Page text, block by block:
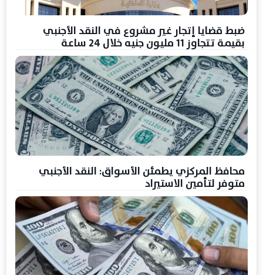
ضبط قضايا إتجار غير مشروع في النقد الأجنبي
بقيمة تتجاوز 11 مليون جنيه خلال 24 ساعة
محافظ المركزي يطمئن الأسواق: النقد الأجنبي
متوفر لتأمين الاستيراد